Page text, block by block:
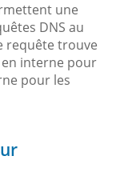
une
DNS au
requête trouve
interne pour
pour les